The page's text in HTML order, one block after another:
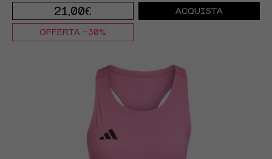
21,00€ ACQUISTA
OFFERTA -30%